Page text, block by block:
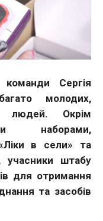
Сергія
молодих,
людей. Окрім
наборами,
в сели» та
учасники штабу
для отримання
та засобів